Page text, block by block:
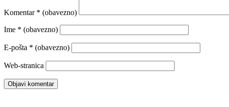
Komentar * (obavezno)
Ime * (obavezno)
E-pošta * (obavezno)
Web-stranica